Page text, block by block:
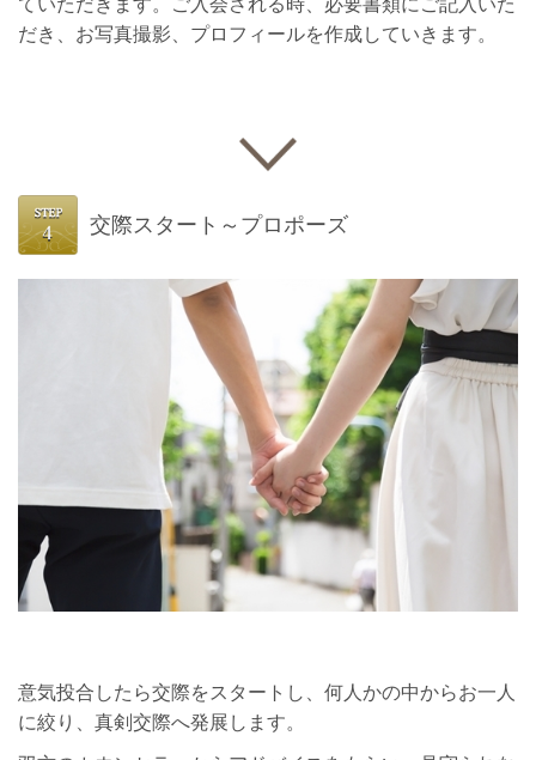
ていただきます。ご入会される時、必要書類にご記入いた
だき、お写真撮影、プロフィールを作成していきます。
交際スタート～プロポーズ
意気投合したら交際をスタートし、何人かの中からお一人
に絞り、真剣交際へ発展します。